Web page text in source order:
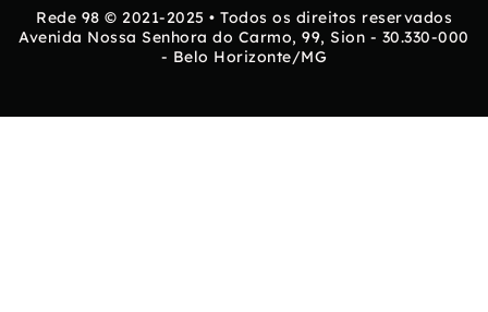
Rede 98 © 2021-2025 • Todos os direitos reservados
Avenida Nossa Senhora do Carmo, 99, Sion - 30.330-000
- Belo Horizonte/MG